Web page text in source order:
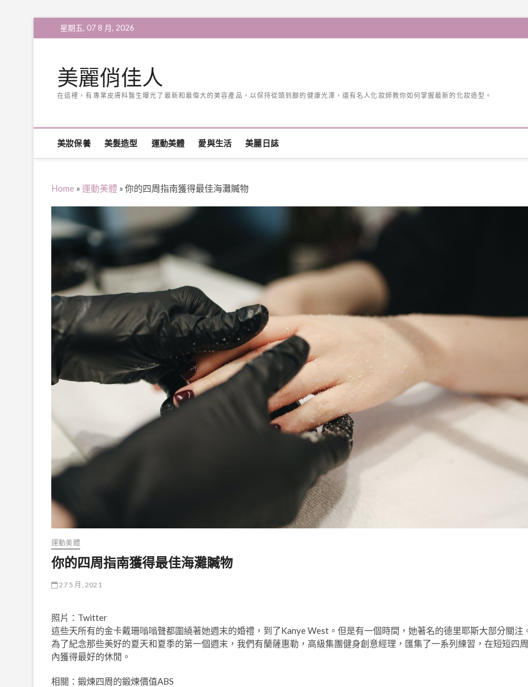
to
星期五, 07 8 月, 2026
美麗俏佳人
在這裡，有專業皮膚科醫生曝光了最新和最偉大的美容產品，以保持從頭到腳的健康光澤，還有名人化妝師教你如何掌握最新的化妝造型。
美妝保養 美髮造型 運動美體 愛與生活 美麗日誌
Home » 運動美體 » 你的四周指南獲得最佳海灘贓物
運動美體
你的四周指南獲得最佳海灘贓物
27 5 月, 2021
照片：Twitter
這些天所有的金卡戴珊嗡嗡聲都圍繞著她週末的婚禮，到了Kanye West。但是有一個時間，她著名的德里耶斯大部分關注
為了紀念那些美好的夏天和夏季的第一個週末，我們有蘭薩惠勒，高級集團健身創意經理，匯集了一系列練習，在短短四周
內獲得最好的休閒。
相關：鍛煉四周的鍛煉價值ABS